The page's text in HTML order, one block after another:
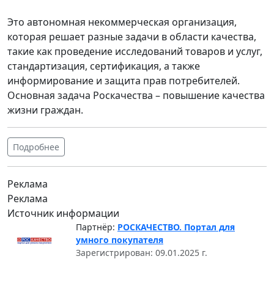
Это автономная некоммерческая организация,
которая решает разные задачи в области качества,
такие как проведение исследований товаров и услуг,
стандартизация, сертификация, а также
информирование и защита прав потребителей.
Основная задача Роскачества – повышение качества
жизни граждан.
Подробнее
Реклама
Реклама
Источник информации
Партнёр: РОСКАЧЕСТВО. Портал для
умного покупателя
Зарегистрирован: 09.01.2025 г.